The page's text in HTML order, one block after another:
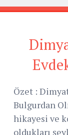
Özet :
Bulgurdan
hikayesi ve
oldukları